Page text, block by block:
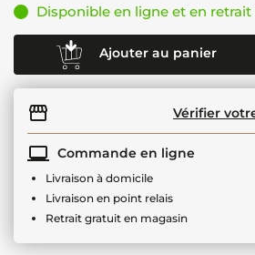
Disponible en ligne et en
Ajouter au panier
Vérifier
Commande en ligne
Livraison à domicile
Livraison en point relais
Retrait gratuit en magasin